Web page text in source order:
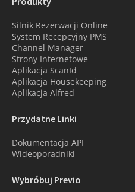
Silnik Rezerwacji Online
System Recepcyjny PMS
Channel Manager
Strony Internetowe
Aplikacja ScanId
Aplikacja Housekeeping
Aplikacja Alfred
Przydatne Linki
Dokumentacja API
Wideoporadniki
Wybróbuj Previo